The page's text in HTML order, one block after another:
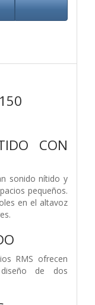
CON
sonido nítido y
pequeños.
en el altavoz
RMS ofrecen
de dos